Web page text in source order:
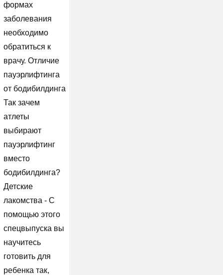
формах
заболевания
необходимо
обратиться к
врачу. Отличие
пауэрлифтинга
от бодибилдинга
Так зачем
атлеты
выбирают
пауэрлифтинг
вместо
бодибилдинга?
Детские
лакомства - С
помощью этого
спецвыпуска вы
научитесь
готовить для
ребенка так,